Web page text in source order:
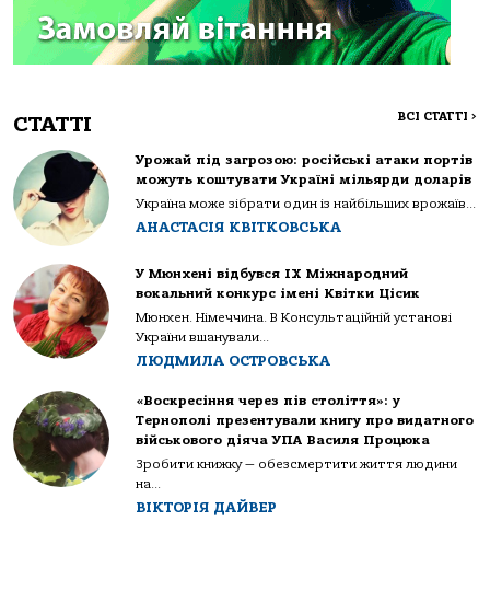
СТАТТІ ВСІ СТАТТІ >
Урожай під загрозою: російські атаки портів
можуть коштувати Україні мільярди доларів
Україна може зібрати один із найбільших врожаїв...
АНАСТАСІЯ КВІТКОВСЬКА
У Мюнхені відбувся IX Міжнародний
вокальний конкурс імені Квітки Цісик
Мюнхен. Німеччина. В Консультаційній установі
України вшанували...
ЛЮДМИЛА ОСТРОВСЬКА
«Воскресіння через пів століття»: у
Тернополі презентували книгу про видатного
військового діяча УПА Василя Процюка
Зробити книжку — обезсмертити життя людини
на...
ВІКТОРІЯ ДАЙВЕР